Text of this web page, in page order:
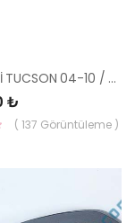
FREN DİSKİ TUCSON 04-10 / SPORTAGE 04-10 / SONATA 05-11 2.0CRDI 51712-1F000 51
₺
( 137 Görüntüleme )